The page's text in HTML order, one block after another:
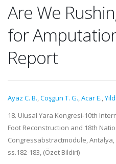
Are We
for
Report
Ayaz C. B.,Coşgun T. G.,Acar E.,
18. Ulusal Yara Kongresi-10th
Foot Reconstruction and 18th
Congressabstractmodule, Antalya,
ss.182-183, (Özet Bildiri)